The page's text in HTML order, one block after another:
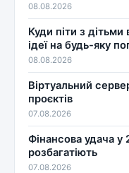
08.08.2026
Куди піти з дітьми
ідеї на будь-яку
08.08.2026
Віртуальний
проєктів
07.08.2026
Фінансова удача у
розбагатіють
07.08.2026